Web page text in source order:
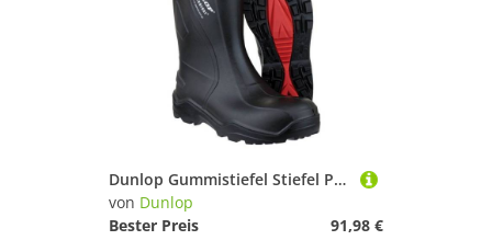
Dunlop Gummistiefel Stiefel Purofort+ S5 CI SRC schwarz
von Dunlop
Bester Preis
91,98 €